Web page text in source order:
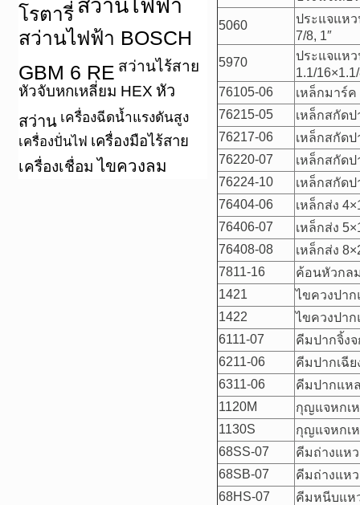
โรตารี่ สว่านไฟฟ้า
สว่านไฟฟ้า BOSCH
GBM 6 RE สว่านไร้สาย
หัวจับหกเหลี่ยม HEX หัว
สว่าน เครื่องฉีดน้ำแรงดันสูง
เครื่องปั่นไฟ เครื่องมือไร้สาย
เครื่องเชื่อม ไขควงลม
5060
ประแจแหว
7/8, 1″
5970
ประแจแหว
1.1/16×1.1/
76105-06
เหล็กมาร์ค
76215-05
เหล็กสกัด
76217-06
เหล็กสกัด
76220-07
เหล็กสกัด
76224-10
เหล็กสกัด
76404-06
เหล็กส่ง
76406-07
เหล็กส่ง
76408-08
เหล็กส่ง
7811-16
ค้อนหัวกล
1421
ไขควงปาก
1422
ไขควงปาก
6111-07
คีมปากจิ้งจ
6211-06
คีมปากเฉีย
6311-06
คีมปากแห
1120M
กุญแจหกเห
1130S
กุญแจหกเห
68SS-07
คีมถ่างแหว
68SB-07
คีมถ่างแห
68HS-07
คีมหนีบแห